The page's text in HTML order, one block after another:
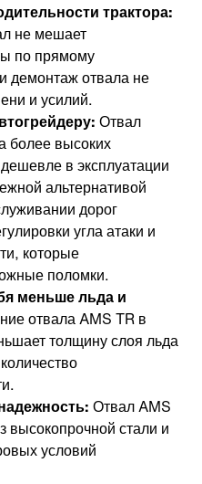
трактора:
не мешает
по прямому
демонтаж отвала не
и усилий.
Отвал
более высоких
в эксплуатации
альтернативой
дорог
угла атаки и
которые
поломки.
меньше льда и
отвала AMS TR в
толщину слоя льда
: Отвал AMS
высокопрочной стали и
условий